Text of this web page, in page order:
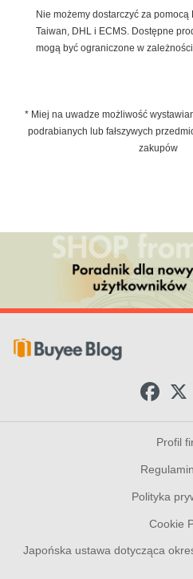
Nie możemy dostarczyć za pomocą
Taiwan, DHL i ECMS. Dostępne
mogą być ograniczone w
* Miej na uwadze możliwość
podrabianych lub fałszywych
zakupów
e
b
o
k
Profil
Polityka
Cookie
Japońska ustawa dotycząca